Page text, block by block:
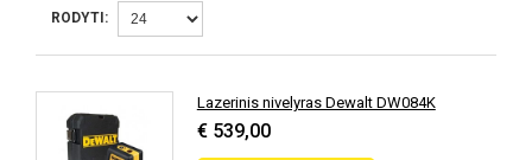
RODYTI:
Lazerinis nivelyras Dewalt DW084K
€ 539,00